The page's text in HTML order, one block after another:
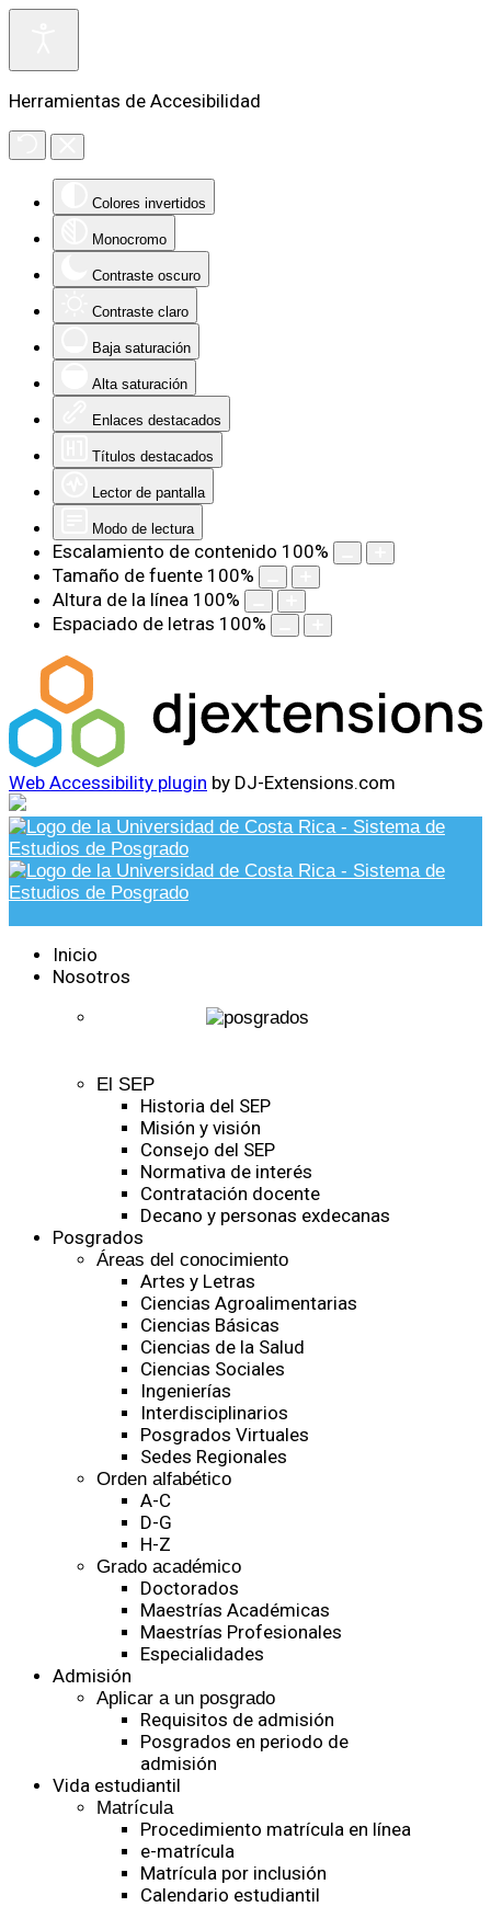
Herramientas de Accesibilidad
Colores invertidos
Monocromo
Contraste oscuro
Contraste claro
Baja saturación
Alta saturación
Enlaces destacados
Títulos destacados
Lector de pantalla
Modo de lectura
Escalamiento de contenido 100%
Tamaño de fuente 100%
Altura de la línea 100%
Espaciado de letras 100%
Web Accessibility plugin by DJ-Extensions.com
Inicio
Nosotros
El SEP
Historia del SEP
Misión y visión
Consejo del SEP
Normativa de interés
Contratación docente
Decano y personas exdecanas
Posgrados
Áreas del conocimiento
Artes y Letras
Ciencias Agroalimentarias
Ciencias Básicas
Ciencias de la Salud
Ciencias Sociales
Ingenierías
Interdisciplinarios
Posgrados Virtuales
Sedes Regionales
Orden alfabético
A-C
D-G
H-Z
Grado académico
Doctorados
Maestrías Académicas
Maestrías Profesionales
Especialidades
Admisión
Aplicar a un posgrado
Requisitos de admisión
Posgrados en periodo de
admisión
Vida estudiantil
Matrícula
Procedimiento matrícula en línea
e-matrícula
Matrícula por inclusión
Calendario estudiantil